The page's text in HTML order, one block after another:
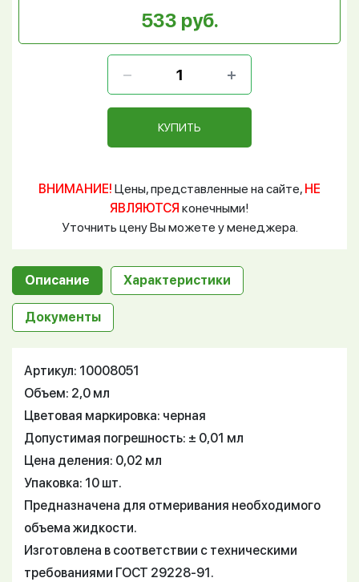
533 руб.
КУПИТЬ
ВНИМАНИЕ! Цены, представленные на сайте, НЕ
ЯВЛЯЮТСЯ конечными!
Уточнить цену Вы можете у менеджера.
Описание Характеристики
Документы
Артикул: 10008051
Объем: 2,0 мл
Цветовая маркировка: черная
Допустимая погрешность: ± 0,01 мл
Цена деления: 0,02 мл
Упаковка: 10 шт.
Предназначена для отмеривания необходимого
объема жидкости.
Изготовлена в соответствии с техническими
требованиями ГОСТ 29228-91.